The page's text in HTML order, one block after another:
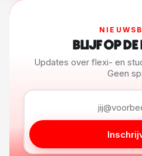
BLIJF OP
Updates over flexi- en
Geen